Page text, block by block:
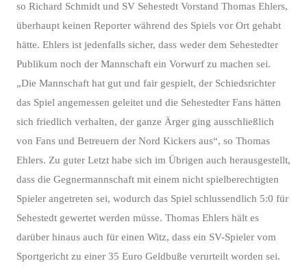
so Richard Schmidt und SV Sehestedt Vorstand Thomas Ehlers,
überhaupt keinen Reporter während des Spiels vor Ort gehabt
hätte. Ehlers ist jedenfalls sicher, dass weder dem Sehestedter
Publikum noch der Mannschaft ein Vorwurf zu machen sei.
„Die Mannschaft hat gut und fair gespielt, der Schiedsrichter
das Spiel angemessen geleitet und die Sehestedter Fans hätten
sich friedlich verhalten, der ganze Ärger ging ausschließlich
von Fans und Betreuern der Nord Kickers aus“, so Thomas
Ehlers. Zu guter Letzt habe sich im Übrigen auch herausgestellt,
dass die Gegnermannschaft mit einem nicht spielberechtigten
Spieler angetreten sei, wodurch das Spiel schlussendlich 5:0 für
Sehestedt gewertet werden müsse. Thomas Ehlers hält es
darüber hinaus auch für einen Witz, dass ein SV-Spieler vom
Sportgericht zu einer 35 Euro Geldbuße verurteilt worden sei.